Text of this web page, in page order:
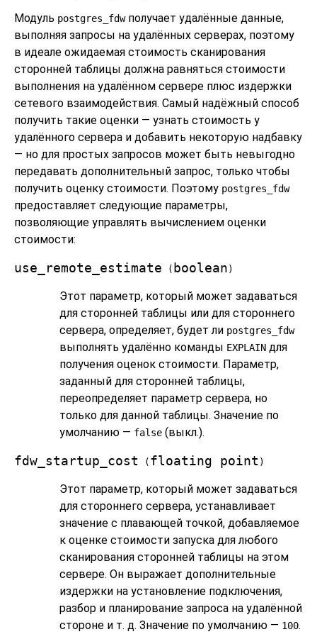
Модуль postgres_fdwполучает удалённые данные,
выполняя запросы на удалённых серверах, поэтому
в идеале ожидаемая стоимость сканирования
сторонней таблицы должна равняться стоимости
выполнения на удалённом сервере плюс издержки
сетевого взаимодействия. Самый надёжный способ
получить такие оценки — узнать стоимость у
удалённого сервера и добавить некоторую надбавку
— но для простых запросов может быть невыгодно
передавать дополнительный запрос, только чтобы
получить оценку стоимости. Поэтому postgres_fdw
предоставляет следующие параметры,
позволяющие управлять вычислением оценки
стоимости:
use_remote_estimate ( boolean )
Этот параметр, который может задаваться
для сторонней таблицы или для стороннего
сервера, определяет, будет ли postgres_fdw
выполнять удалённо команды EXPLAIN для
получения оценок стоимости. Параметр,
заданный для сторонней таблицы,
переопределяет параметр сервера, но
только для данной таблицы. Значение по
умолчанию — false (выкл.).
fdw_startup_cost ( floating point )
Этот параметр, который может задаваться
для стороннего сервера, устанавливает
значение с плавающей точкой, добавляемое
к оценке стоимости запуска для любого
сканирования сторонней таблицы на этом
сервере. Он выражает дополнительные
издержки на установление подключения,
разбор и планирование запроса на удалённой
стороне и т. д. Значение по умолчанию — 100.